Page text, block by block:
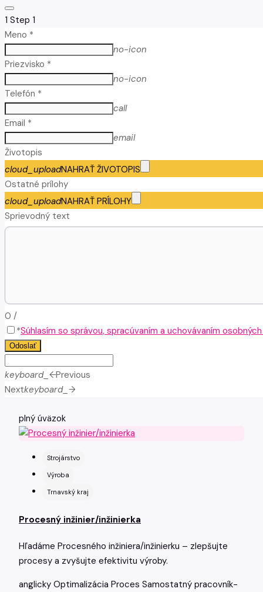
1 Step 1
Meno *
no-icon
Priezvisko *
no-icon
Telefón *
call
Email *
email
Životopis
cloud_uploadNAHRAŤ ŽIVOTOPIS
Ostatné prílohy
cloud_uploadNAHRAŤ PRÍLOHY
Sprievodný text
0 /
*Súhlasím so správou, spracúvaním a uchovávaním
Odoslať
keyboard_arrow_leftPrevious
Nextkeyboard_arrow_right
plný úväzok
Strojárstvo
Výroba
Trnavský kraj
Procesný inžinier/inžinierka
Hľadáme Procesného inžiniera/inžinierku – zlepšujte
procesy a zvyšujte efektivitu výroby.
anglicky Optimalizácia Proces Samostatný pracovník-